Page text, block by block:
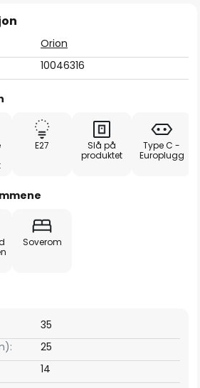
Orion
10046316
E27
Slå på
produktet
Type C -
Europlugg
Soverom
35
25
14